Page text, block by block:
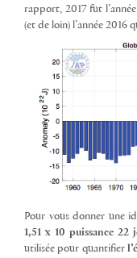
rapport, 2017 fut
(et de loin) l’année 2016
Pour vous donner une
1,51 x 10 puissance 22
utilisée pour quantifier